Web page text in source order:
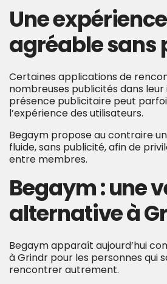
Une
agréable sans
Certaines applications de
nombreuses publicités dans
présence publicitaire peut
l’expérience des utilisateurs.
Begaym propose au contraire
fluide, sans publicité, afin de
entre membres.
Begaym : une
alternative à
Begaym apparaît aujourd’hui
à Grindr pour les personnes qui
rencontrer autrement.